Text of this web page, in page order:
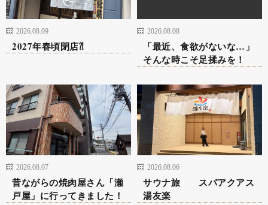
2026.08.09
2027年春頃閉店⁈
2026.08.08
「最近、食欲がないな…」
そんな時こそ足揉みを！
2026.08.07
昔ながらの焼肉屋さん「瀬
戸屋」に行ってきました！
2026.08.06
サウナ旅 スパアクアス
湯友楽